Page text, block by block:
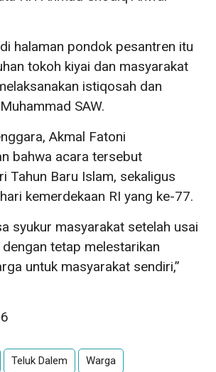
halaman pondok pesantren itu
tokoh kiyai dan masyarakat
istiqosah dan
SAW.
Akmal Fatoni
bahwa acara tersebut
Tahun Baru Islam, sekaligus
kemerdekaan RI yang ke-77.
syukur masyarakat setelah usai
tetap melestarikan
untuk masyarakat sendiri,”
Teluk Dalem Warga